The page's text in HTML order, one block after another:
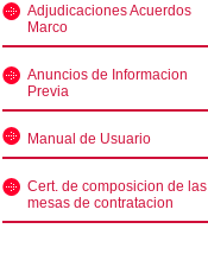
Adjudicaciones Acuerdos
Marco
Anuncios de Informacion
Previa
Manual de Usuario
Cert. de composicion de las
mesas de contratacion